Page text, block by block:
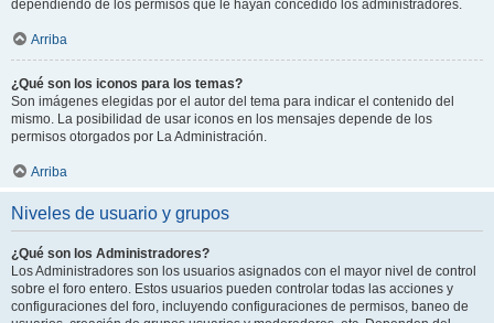
dependiendo de los permisos que le hayan concedido los administradores.
Arriba
¿Qué son los iconos para los temas?
Son imágenes elegidas por el autor del tema para indicar el contenido del
mismo. La posibilidad de usar iconos en los mensajes depende de los
permisos otorgados por La Administración.
Arriba
Niveles de usuario y grupos
¿Qué son los Administradores?
Los Administradores son los usuarios asignados con el mayor nivel de control
sobre el foro entero. Estos usuarios pueden controlar todas las acciones y
configuraciones del foro, incluyendo configuraciones de permisos, baneo de